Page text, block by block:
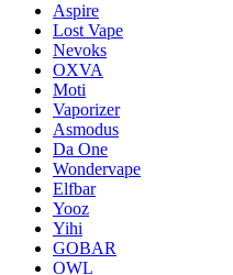
Aspire
Lost Vape
Nevoks
OXVA
Moti
Vaporizer
Asmodus
Da One
Wondervape
Elfbar
Yooz
Yihi
GOBAR
OWL